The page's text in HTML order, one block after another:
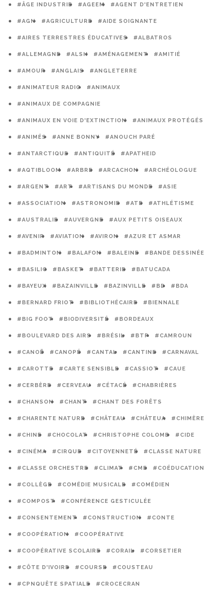
#ÂGE INDUSTRIE #AGEEM #AGENT D'ENTRETIEN
#AGN #AGRICULTURE #AIDE SOIGNANTE
#AIRES TERRESTRES ÉDUCATIVES #ALBATROS
#ALLEMAGNE #ALSH #AMÉNAGEMENT #AMITIÉ
#AMOUR #ANGLAIS #ANGLETERRE
#ANIMATEUR RADIO #ANIMAUX
#ANIMAUX DE COMPAGNIE
#ANIMAUX EN VOIE D'EXTINCTION #ANIMAUX PROTÉGÉS
#ANIMÉS #ANNE BONNY #ANOUCH PARÉ
#ANTARCTIQUE #ANTIQUITÉ #APATHEID
#AQTIBLOOM #ARBRE #ARCACHON #ARCHÉOLOGUE
#ARGENT #ART #ARTISANS DU MONDE #ASIE
#ASSOCIATION #ASTRONOMIE #ATE #ATHLÉTISME
#AUSTRALIE #AUVERGNE #AUX PETITS OISEAUX
#AVENIR #AVIATION #AVIRON #AZUR ET ASMAR
#BADMINTON #BALAFON #BALEINE #BANDE DESSINÉE
#BASILIC #BASKET #BATTERIE #BATUCADA
#BAYEUX #BAZAINVILLE #BAZINVILLE #BD #BDA
#BERNARD FRIOT #BIBLIOTHÉCAIRE #BIENNALE
#BIG FOOT #BIODIVERSITÉ #BORDEAUX
#BOULEVARD DES AIRS #BRÉSIL #BTP #CAMROUN
#CANOË #CANOPÉ #CANTAL #CANTINE #CARNAVAL
#CAROTTE #CARTE SENSIBLE #CASSIOT #CAUE
#CERBÈRE #CERVEAU #CÉTACÉ #CHABRIÈRES
#CHANSON #CHANT #CHANT DES FORÊTS
#CHARENTE NATURE #CHÂTEAU #CHÂTEUA #CHIMÈRE
#CHINE #CHOCOLAT #CHRISTOPHE COLOMB #CIDE
#CINÉMA #CIRQUE #CITOYENNETÉ #CLASSE NATURE
#CLASSE ORCHESTRE #CLIMAT #CME #COÉDUCATION
#COLLÈGE #COMÉDIE MUSICALE #COMÉDIEN
#COMPOST #CONFÉRENCE GESTICULÉE
#CONSENTEMENT #CONSTRUCTION #CONTE
#COOPÉRATION #COOPÉRATIVE
#COOPÉRATIVE SCOLAIRE #CORAIL #CORSETIER
#CÔTE D'IVOIRE #COURSE #COUSTEAU
#CPNQUÊTE SPATIALE #CROCECRAN